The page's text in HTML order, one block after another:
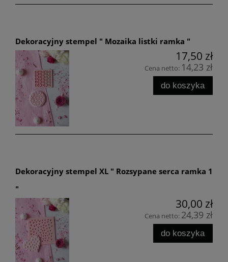
Dekoracyjny stempel " Mozaika listki ramka "
17,50 zł
Cena netto: 14,23 zł
do koszyka
Dekoracyjny stempel XL " Rozsypane serca ramka 1
"
30,00 zł
Cena netto: 24,39 zł
do koszyka